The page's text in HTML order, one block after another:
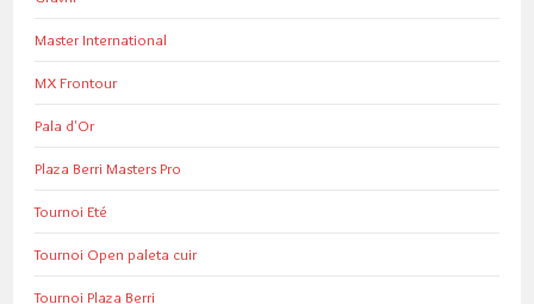
Master International
MX Frontour
Pala d'Or
Plaza Berri Masters Pro
Tournoi Eté
Tournoi Open paleta cuir
Tournoi Plaza Berri